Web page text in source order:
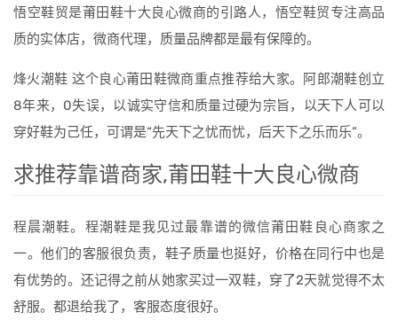
悟空鞋贸是莆田鞋十大良心微商的引路人，悟空鞋贸专注高品
质的实体店，微商代理，质量品牌都是最有保障的。
烽火潮鞋 这个良心莆田鞋微商重点推荐给大家。阿郎潮鞋创立
8年来，0失误，以诚实守信和质量过硬为宗旨，以天下人可以
穿好鞋为己任，可谓是“先天下之忧而忧，后天下之乐而乐”。
求推荐靠谱商家,莆田鞋十大良心微商
程晨潮鞋。程潮鞋是我见过最靠谱的微信莆田鞋良心商家之
一。他们的客服很负责，鞋子质量也挺好，价格在同行中也是
有优势的。还记得之前从她家买过一双鞋，穿了2天就觉得不太
舒服。都退给我了，客服态度很好。